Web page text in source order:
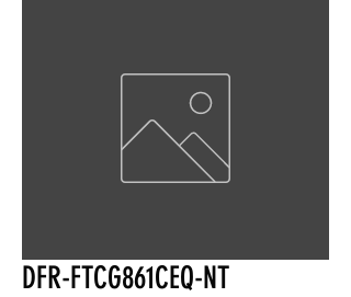
DFR-FTCG861CEQ-NT